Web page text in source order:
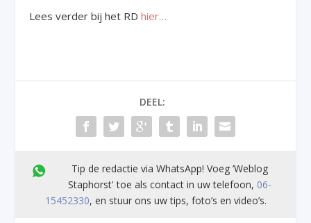
Lees verder bij het RDhier…
DEEL:
Tip de redactie via WhatsApp! Voeg ’Weblog
Staphorst' toe als contact in uw telefoon, 06-
15452330, en stuur ons uw tips, foto’s en video’s.